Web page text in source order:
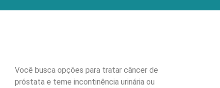
Você busca opções para tratar câncer de
próstata e teme incontinência urinária ou